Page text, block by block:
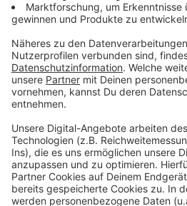
angeschafft, sondern vom
dorthin verlagert werden,
Außerdem sollen an der
Fahrradbügel aufgestellt
Bahnhof hatte im letzten
schlecht abgeschnitten - vor
Barrierefreiheit. Insgesamt
"verbesserungswürdig".
Anzeige